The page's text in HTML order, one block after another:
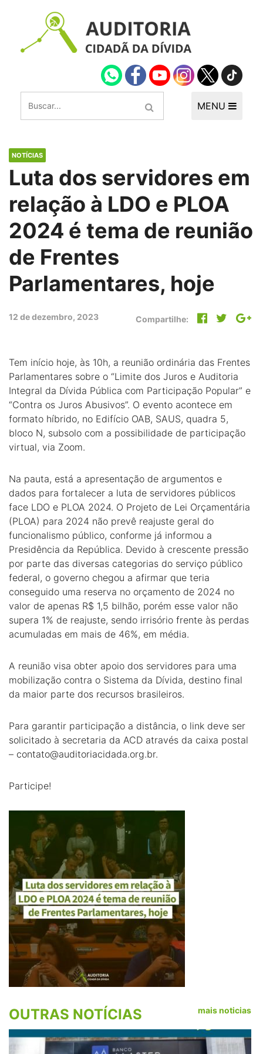
MENU
NOTÍCIAS
Luta dos servidores em
relação à LDO e PLOA
2024 é tema de reunião
de Frentes
Parlamentares, hoje
12 de dezembro, 2023 Compartilhe:
Tem início hoje, às 10h, a reunião ordinária das Frentes
Parlamentares sobre o “Limite dos Juros e Auditoria
Integral da Dívida Pública com Participação Popular” e
“Contra os Juros Abusivos”. O evento acontece em
formato híbrido, no Edifício OAB, SAUS, quadra 5,
bloco N, subsolo com a possibilidade de participação
virtual, via Zoom.
Na pauta, está a apresentação de argumentos e
dados para fortalecer a luta de servidores públicos
face LDO e PLOA 2024. O Projeto de Lei Orçamentária
(PLOA) para 2024 não prevê reajuste geral do
funcionalismo público, conforme já informou a
Presidência da República. Devido à crescente pressão
por parte das diversas categorias do serviço público
federal, o governo chegou a afirmar que teria
conseguido uma reserva no orçamento de 2024 no
valor de apenas R$ 1,5 bilhão, porém esse valor não
supera 1% de reajuste, sendo irrisório frente às perdas
acumuladas em mais de 46%, em média.
A reunião visa obter apoio dos servidores para uma
mobilização contra o Sistema da Dívida, destino final
da maior parte dos recursos brasileiros.
Para garantir participação a distância, o link deve ser
solicitado à secretaria da ACD através da caixa postal
– contato@auditoriacidada.org.br.
Participe!
OUTRAS NOTÍCIAS mais noticias